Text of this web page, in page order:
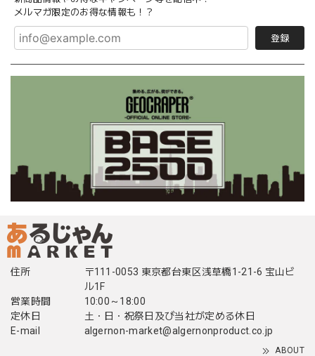
メルマガ限定のお得な情報も！？
登録
住所
〒111-0053 東京都台東区浅草橋1-21-6 宝山ビ
ル1F
営業時間
10:00～18:00
定休日
土・日・祝祭日及び当社が定める休日
E-mail
algernon-market@algernonproduct.co.jp
ABOUT